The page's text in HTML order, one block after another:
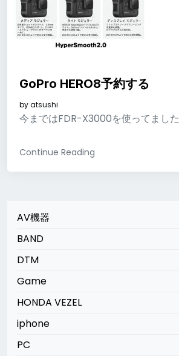
GoPro HERO8予約する
byatsushi
今まではFDR-X3000を使ってました
Continue Reading
AV機器
BAND
DTM
Game
HONDA VEZEL
iphone
PC